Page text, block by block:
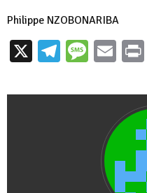
Philippe NZOBONARIBA
X Telegram